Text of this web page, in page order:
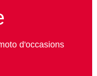
d'occasions